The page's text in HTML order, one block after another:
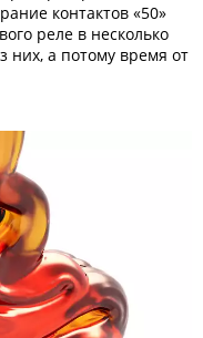
контактов «50»
реле в несколько
них, а потому время от